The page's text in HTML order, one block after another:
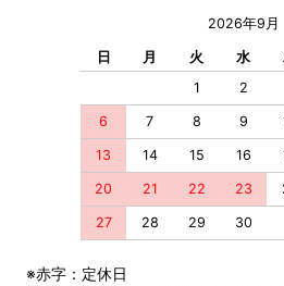
2026年9月
日 月 火 水
1
2
6 7 8 9
13 14 15 16
20 21 22 23
27 28 29 30
※赤字：定休日